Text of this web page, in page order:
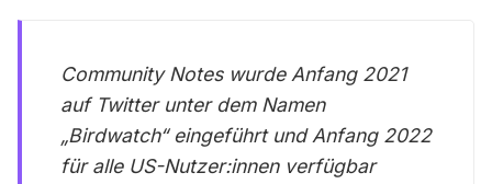
Community Notes wurde Anfang 2021
auf Twitter unter dem Namen
„Birdwatch“ eingeführt und Anfang 2022
für alle US-Nutzer:innen verfügbar